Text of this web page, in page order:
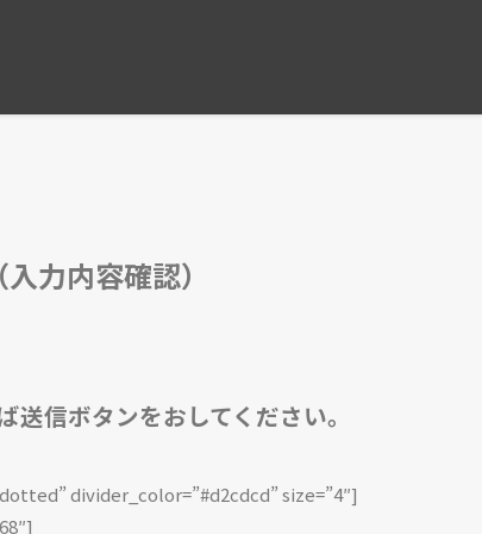
コンフォル
力内容確認）
送信ボタンをおしてください。
divider_color=”#d2cdcd” size=”4″]